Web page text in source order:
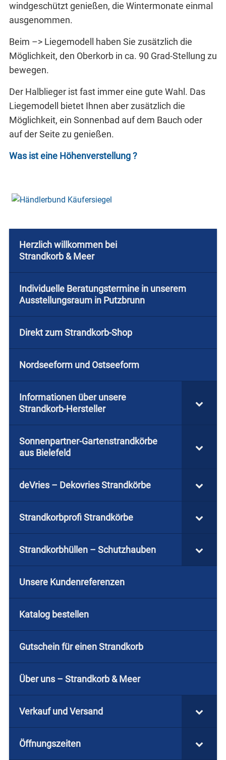
Herzlich willkommen bei
Strandkorb & Meer
Individuelle Beratungstermine in unserem
Ausstellungsraum in Putzbrunn
Direkt zum Strandkorb-Shop
Nordseeform und Ostseeform
Informationen über unsere
Strandkorb-Hersteller
Sonnenpartner-Gartenstrandkörbe
aus Bielefeld
deVries – Dekovries Strandkörbe
Strandkorbprofi Strandkörbe
Strandkorbhüllen – Schutzhauben
Unsere Kundenreferenzen
Katalog bestellen
Gutschein für einen Strandkorb
Über uns – Strandkorb & Meer
Verkauf und Versand
Öffnungszeiten
windgeschützt genießen, die Wintermonate einmal
ausgenommen.
Beim –> Liegemodell haben Sie zusätzlich die
Möglichkeit, den Oberkorb in ca. 90 Grad-Stellung zu
bewegen.
Der Halblieger ist fast immer eine gute Wahl. Das
Liegemodell bietet Ihnen aber zusätzlich die
Möglichkeit, ein Sonnenbad auf dem Bauch oder
auf der Seite zu genießen.
Was ist eine Höhenverstellung ?